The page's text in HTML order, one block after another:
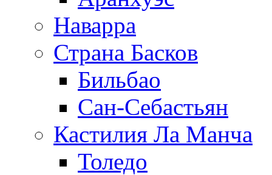
Наварра
Страна Басков
Бильбао
Сан-Себастьян
Кастилия Ла Манча
Толедо